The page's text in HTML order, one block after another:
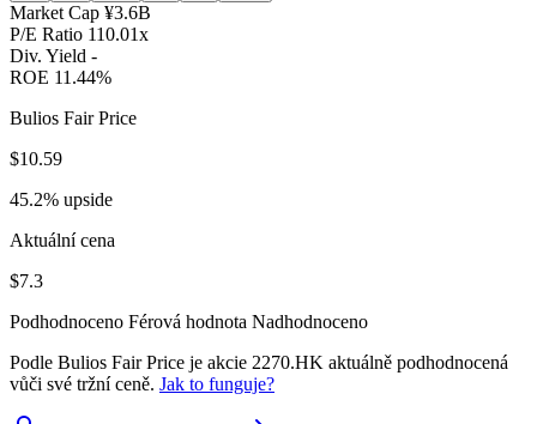
Market Cap ¥3.6B
P/E Ratio 110.01x
Div. Yield -
ROE 11.44%
Bulios Fair Price
$10.59
45.2% upside
Aktuální cena
$7.3
Podhodnoceno Férová hodnota Nadhodnoceno
Podle Bulios Fair Price je akcie 2270.HK aktuálně podhodnocená
vůči své tržní ceně. Jak to funguje?